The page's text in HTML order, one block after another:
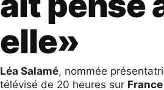
elle»
Léa Salamé, nommée
télévisé de 20 heures sur